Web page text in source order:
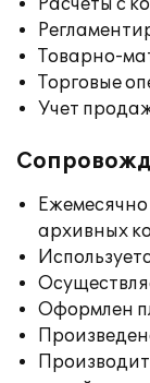
Расчеты с
Товарно-
Торговые
Учет
архивных
Оформлен